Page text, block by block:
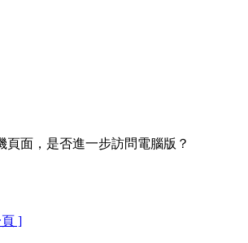
頁面，是否進一步訪問電腦版？
]